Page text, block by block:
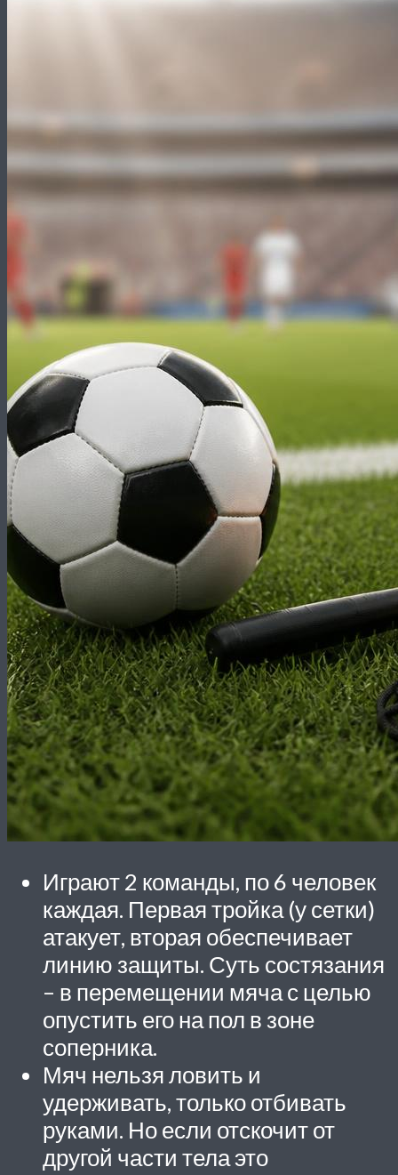
Играют 2 команды, по 6 человек
каждая. Первая тройка (у сетки)
атакует, вторая обеспечивает
линию защиты. Суть состязания
– в перемещении мяча с целью
опустить его на пол в зоне
соперника.
Мяч нельзя ловить и
удерживать, только отбивать
руками. Но если отскочит от
другой части тела это